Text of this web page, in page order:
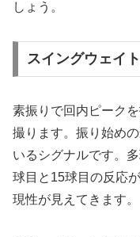
しょう。
スイングウェイ
素振りで回内ピーク
撮ります。振り始め
いるシグナルです。
球目と15球目の反応
現性が見えてきます。